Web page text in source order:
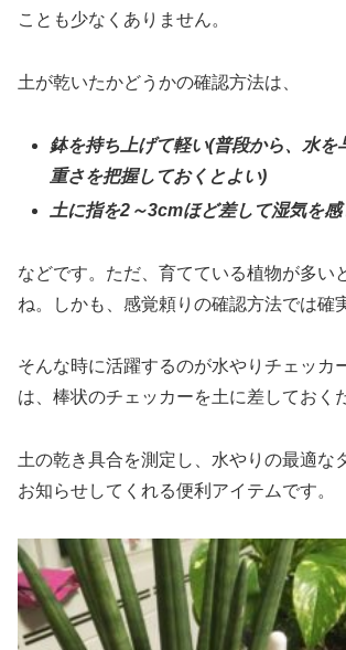
ことも少なくありません。
土が乾いたかどうかの確認方法は、
鉢を持ち上げて軽い(普段から、水を
重さを把握しておくとよい)
土に指を2～3cmほど差して湿気を
などです。ただ、育てている植物が多い
ね。しかも、感覚頼りの確認方法では確
そんな時に活躍するのが水やりチェッカ
は、棒状のチェッカーを土に差しておく
土の乾き具合を測定し、水やりの最適な
お知らせしてくれる便利アイテムです。